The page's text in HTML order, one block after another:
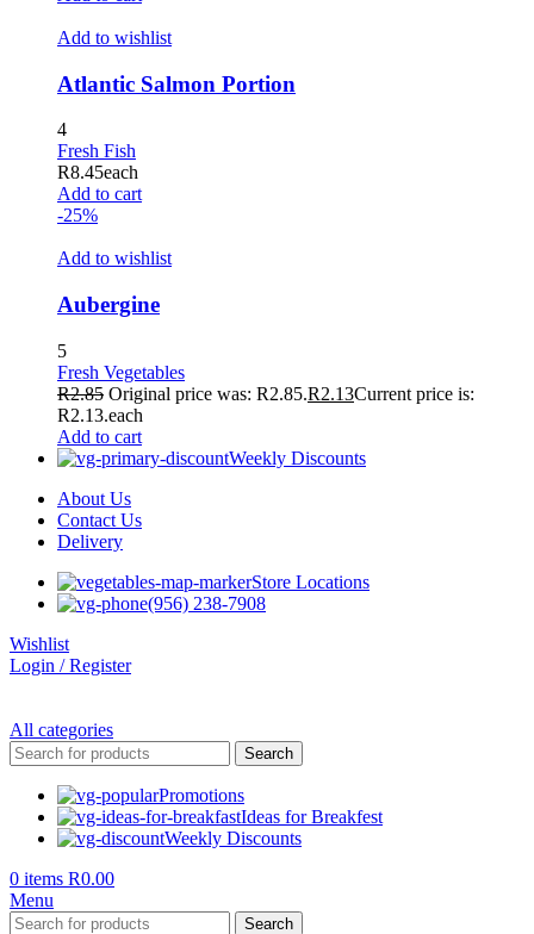
Add to wishlist
Atlantic Salmon Portion
4
Fresh Fish
R8.45each
Add to cart
-25%
Add to wishlist
Aubergine
5
Fresh Vegetables
R2.85 Original price was: R2.85.R2.13Current price is:
R2.13.each
Add to cart
Weekly Discounts
About Us
Contact Us
Delivery
Store Locations
(956) 238-7908
Wishlist
Login / Register
All categories
Search
Promotions
Ideas for Breakfest
Weekly Discounts
0 items R0.00
Menu
Search